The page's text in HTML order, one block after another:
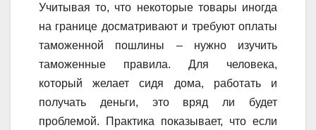
Учитывая то, что некоторые товары иногда
на границе досматривают и требуют оплаты
таможенной пошлины – нужно изучить
таможенные правила. Для человека,
который желает сидя дома, работать и
получать деньги, это вряд ли будет
проблемой. Практика показывает, что если